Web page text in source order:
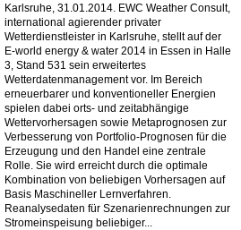
Karlsruhe, 31.01.2014. EWC Weather Consult,
international agierender privater
Wetterdienstleister in Karlsruhe, stellt auf der
E-world energy & water 2014 in Essen in Halle
3, Stand 531 sein erweitertes
Wetterdatenmanagement vor. Im Bereich
erneuerbarer und konventioneller Energien
spielen dabei orts- und zeitabhängige
Wettervorhersagen sowie Metaprognosen zur
Verbesserung von Portfolio-Prognosen für die
Erzeugung und den Handel eine zentrale
Rolle. Sie wird erreicht durch die optimale
Kombination von beliebigen Vorhersagen auf
Basis Maschineller Lernverfahren.
Reanalysedaten für Szenarienrechnungen zur
Stromeinspeisung beliebiger...